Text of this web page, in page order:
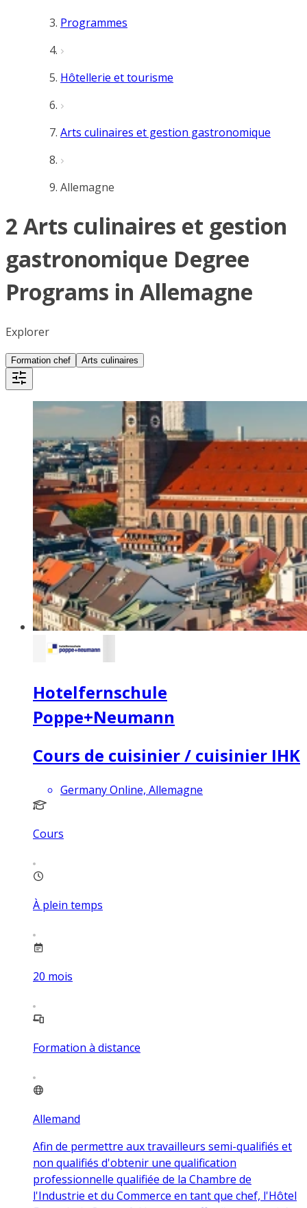
Programmes
Hôtellerie et tourisme
Arts culinaires et gestion gastronomique
Allemagne
2 Arts culinaires et gestion
gastronomique Degree
Programs in Allemagne
Explorer
Formation chef Arts culinaires
Hotelfernschule
Poppe+Neumann
Cours de cuisinier / cuisinier IHK
Germany Online, Allemagne
Cours
À plein temps
20 mois
Formation à distance
Allemand
Afin de permettre aux travailleurs semi-qualifiés et
non qualifiés d'obtenir une qualification
professionnelle qualifiée de la Chambre de
l'Industrie et du Commerce en tant que chef, l'Hôtel